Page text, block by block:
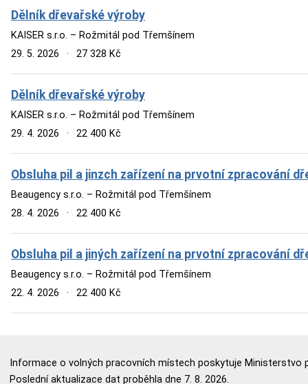
Dělník dřevařské výroby
KAISER s.r.o. – Rožmitál pod Třemšínem
29. 5. 2026
· 27 328 Kč
Dělník dřevařské výroby
KAISER s.r.o. – Rožmitál pod Třemšínem
29. 4. 2026
· 22 400 Kč
Obsluha pil a jinzch zařízení na prvotní zpracování
Beaugency s.r.o. – Rožmitál pod Třemšínem
28. 4. 2026
· 22 400 Kč
Obsluha pil a jiných zařízení na prvotní zpracování
Beaugency s.r.o. – Rožmitál pod Třemšínem
22. 4. 2026
· 22 400 Kč
Informace o volných pracovních místech poskytuje Ministerstvo
Poslední aktualizace dat proběhla dne 7. 8. 2026.